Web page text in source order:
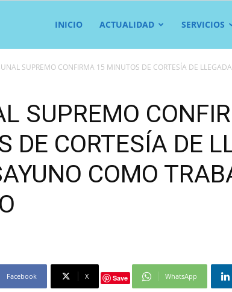
INICIO ACTUALIDAD SERVICIOS
SUPREMO CONFIRMA 15 MINUTOS DE CORTESÍA DE
SUPREMO
DE CORTESÍA DE
COMO
Facebook X Save WhatsApp